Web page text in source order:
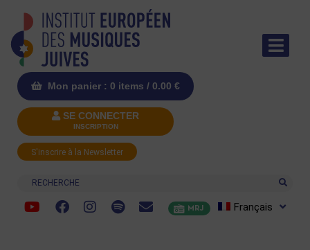
Mon panier : 0 items / 0.00 €
SE CONNECTER
INSCRIPTION
S'inscrire à la Newsletter
Recherche
MRJ Français